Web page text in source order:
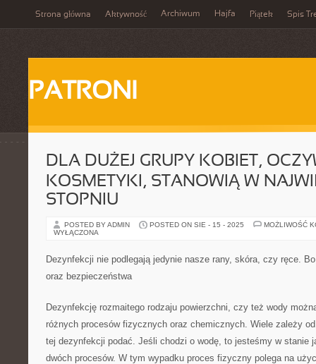
Strona główna Aktywność Archiwum Hajfa Piątek Spis
PATRONI
DLA DUŻEJ GRUPY KOBIET,
KOSMETYKI, STANOWIĄ W
STOPNIU
POSTED BY ADMIN POSTED ON SIE - 15 - 2025
MOŻLIWOŚĆ
WYŁĄCZONA
Dezynfekcji nie podlegają jedynie nasze rany, skóra, czy ręce.
oraz bezpieczeństwa
Dezynfekcję rozmaitego rodzaju powierzchni, czy też wody
różnych procesów fizycznych oraz chemicznych. Wiele zależy
tej dezynfekcji podać. Jeśli chodzi o wodę, to jesteśmy w stanie
dwóch procesów. W tym wypadku proces fizyczny polega na